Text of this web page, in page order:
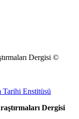
Dergisi ©
Enstitüsü
Dergisi